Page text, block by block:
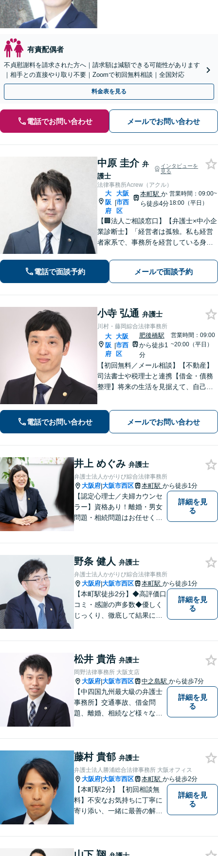
有責配偶者
不貞慰謝料を請求された方へ｜請求額は減額できる可能性があります
｜相手との直接やり取り不要｜Zoomで初回無料相談｜全国対応
料金表を見る
電話でお問い合わせ メールでお問い合わせ
中原 圭介 弁
護士
インタビューを
見る
法律事務所Acrew（アクル）
大
阪
府
|
大阪
市西
区
本町駅 か
ら徒歩4分
営業時間：09:00~
18:00（平日）
【🏢法人ご相談窓口】【弁護士×中小企
業診断士】「経営者は孤独。私も経営
者家系で、事務所を経営している身な
駅徒歩4分】中小企業・個人事業主様の
「法務と経営」を両面支援！完全個室
で安心対応。【初回法律相談30分無
料】
電話で面談予約 メールで面談予約
小寺 弘通 弁護士
川村・藤岡綜合法律事務所
大
阪
府
|
大阪
市西
区
肥後橋駅
から徒歩1
分
営業時間：09:00
~20:00（平日）
【初回無料／メール相談】【不動産】
司法書士や税理士と連携【借金・債務
整理】将来の生活を見据えて、自己破
【相続問題】全国出張可。遺産分割協
議や遺留分、遺言書作成などにも対応
電話でお問い合わせ メールでお問い合わせ
井上 めぐみ 弁護士
弁護士法人かがりび綜合法律事務所
大阪府|大阪市西区 本町駅 から徒歩1分
【認定心理士／夫婦カウンセ
ラー】資格あり！離婚・男女
問題・相続問題はお任せくだ
指します【初回相談無料】
【本町駅徒歩2分】男性の方の
ご相談も多く寄せられていま
す。
詳細を見
る
野条 健人 弁護士
弁護士法人かがりび綜合法律事務所
大阪府|大阪市西区 本町駅 から徒歩1分
【本町駅徒歩2分】◆高評価口
コミ・感謝の声多数◆優しく
じっくり、徹底して結果にこ
「女性に寄り添う豊富な相談
実績」その方の人生の再出発
を全力で応援いたします【休
日・夜間相談可】
詳細を見
る
松井 貴浩 弁護士
岡野法律事務所 大阪支店
大阪府|大阪市西区 中之島駅 から徒歩7分
【中四国九州最大級の弁護士
事務所】交通事故、借金問
題、離婚、相続など様々な問
い！
詳細を見
る
藤村 貴郁 弁護士
弁護士法人勝浦総合法律事務所 大阪オフィス
大阪府|大阪市西区 本町駅 から徒歩2分
【本町駅2分】【初回相談無
料】不安なお気持ちに丁寧に
寄り添い、一緒に最善の解決
けるよう、誠実にあなたをサ
詳細を見
る